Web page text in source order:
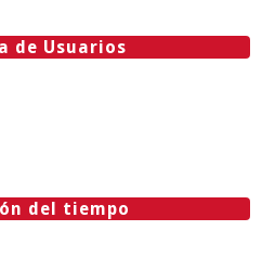
de Usuarios
del tiempo